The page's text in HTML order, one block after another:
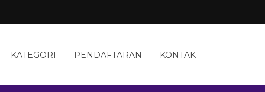
KATEGORI PENDAFTARAN KONTAK